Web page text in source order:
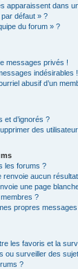
apparaissent dans
par défaut » ?
du forum » ?
messages privés !
indésirables !
abusif d’un
et d’ignorés ?
des
les forums ?
renvoie aucun
une page
?
propres
les favoris et la
ou surveiller des
?